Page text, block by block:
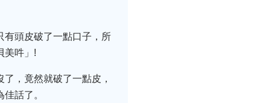
有頭皮破了一點口子，所
美吽」!
，竟然就破了一點皮，
話了。